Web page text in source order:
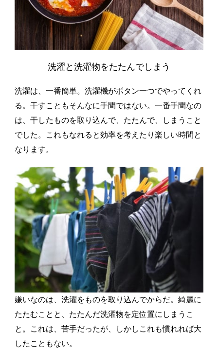
洗濯と洗濯物をたたんでしまう
洗濯は、一番簡単。洗濯機がボタン一つでやってくれ
る。干すこともそんなに手間ではない。一番手間なの
は、干したものを取り込んで、たたんで、しまうこと
でした。これもなれると効率を考えたり楽しい時間と
なります。
嫌いなのは、洗濯をものを取り込んでからだ。綺麗に
たたむことと、たたんだ洗濯物を定位置にしまうこ
と。これは、苦手だったが、しかしこれも慣れれば大
したこともない。